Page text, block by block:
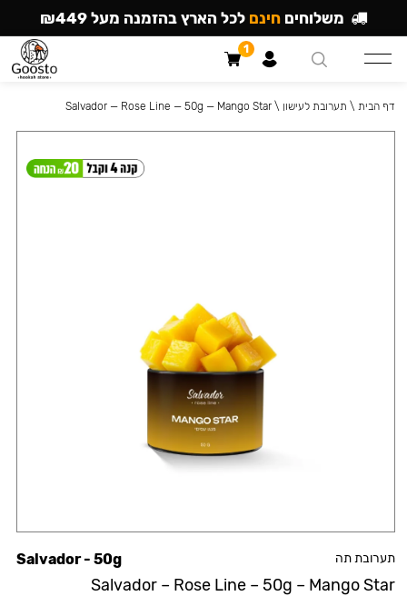
תערובת תה
Salvador – Rose Line – 50g – Mango Star
Salvador - 50g
דף הבית \ תערובת לעישון \
Salvador — Rose Line — 50g — Mango Star
משלוחים חינם לכל הארץ בהזמנה מעל ₪449
1